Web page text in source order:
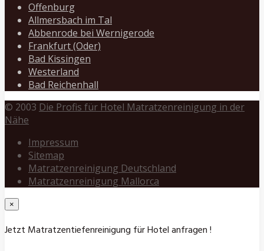
Offenburg
Allmersbach im Tal
Abbenrode bei Wernigerode
Frankfurt (Oder)
Bad Kissingen
Westerland
Bad Reichenhall
© 2003 Die Profis für Hotel Matratzenreinigung in der
Nähe
Impressum
Sitemap
Matratzenreinigung Deutschland
Matratzenreinigung Mallorca
×
Jetzt Matratzentiefenreinigung für Hotel anfragen !